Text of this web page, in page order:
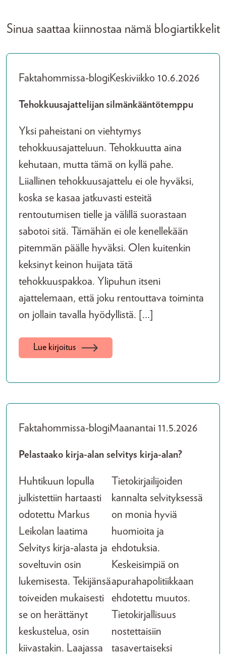
Sinua saattaa kiinnostaa nämä blogiartikkelit
Faktahommissa-blogiKeskiviikko 10.6.2026
Tehokkuusajattelijan silmänkääntötemppu
Yksi paheistani on viehtymys
tehokkuusajatteluun. Tehokkuutta aina
kehutaan, mutta tämä on kyllä pahe.
Liiallinen tehokkuusajattelu ei ole hyväksi,
koska se kasaa jatkuvasti esteitä
rentoutumisen tielle ja välillä suorastaan
sabotoi sitä. Tämähän ei ole kenellekään
pitemmän päälle hyväksi. Olen kuitenkin
keksinyt keinon huijata tätä
tehokkuuspakkoa. Ylipuhun itseni
ajattelemaan, että joku rentouttava toiminta
on jollain tavalla hyödyllistä. […]
Lue kirjoitus
Faktahommissa-blogiMaanantai 11.5.2026
Pelastaako kirja-alan selvitys kirja-alan?
Huhtikuun lopulla
julkistettiin hartaasti
odotettu Markus
Leikolan laatima
Selvitys kirja-alasta ja
soveltuvin osin
lukemisesta. Tekijänsä
toiveiden mukaisesti
se on herättänyt
keskustelua, osin
kiivastakin. Laajassa
Tietokirjailijoiden
kannalta selvityksessä
on monia hyviä
huomioita ja
ehdotuksia.
Keskeisimpiä on
apurahapolitiikkaan
ehdotettu muutos.
Tietokirjallisuus
nostettaisiin
tasavertaiseksi